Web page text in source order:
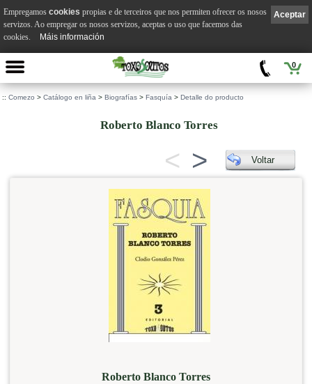
0
:: Comezo > Catálogo en liña > Biografías > Fasquía > Detalle do producto
Roberto Blanco Torres
< > Voltar
Roberto Blanco Torres
Aceptar
Empregamos cookies propias e de terceiros que nos permiten ofrecer os nosos
servizos. Ao empregar os nosos servizos, aceptas o uso que facemos das
cookies.
Máis información